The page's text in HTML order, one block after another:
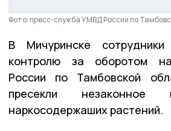
Фото: пресс-служба УМВД России по
В Мичуринске
контролю за оборотом
России по Тамбовской
пресекли незаконное
наркосодержаших растений.